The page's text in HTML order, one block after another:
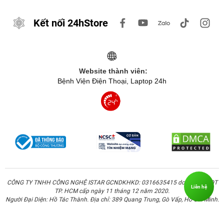
64 GB / 128
TB
128GB eMMC
Camera sau
50 MP + phụ
(Dual Camera)
32 MP + phụ
5 MP
Pin & Sạc
5.160 mAh, sạc
nhanh 18 W
5.200 mAh, sạc
nhanh 15 W
Hệ điều hành
Edition)
Cảm biến vân
Cảm biến vân
tay cạnh bên,
Kết nối 24hStore
Website thành viên:
Bệnh Viện Điện Thoại, Laptop 24h
CÔNG TY TNHH CÔNG NGHỆ ISTAR GCNDKHKD: 0316635415 do Sở KH & ĐT
TP. HCM cấp ngày 11 tháng 12 năm 2020.
Người Đại Diện: Hồ Tác Thành. Địa chỉ: 389 Quang Trung, Gò Vấp, Hồ Chí Minh.
Liên hệ